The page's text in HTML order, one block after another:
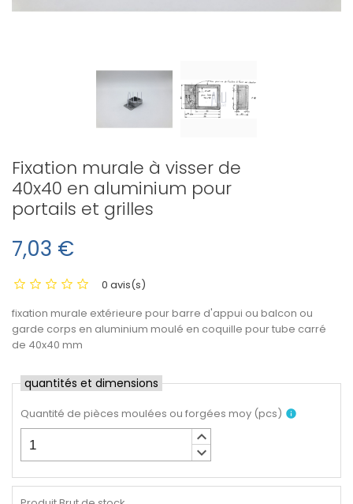
Fixation murale à visser de
40x40 en aluminium pour
portails et grilles
7,03 €
0 avis(s)
fixation murale extérieure pour barre d'appui ou balcon ou
garde corps en aluminium moulé en coquille pour tube carré
de 40x40 mm
quantités et dimensions
Quantité de pièces moulées ou forgées moy (pcs) info
keyboard_arrow_up
keyboard_arrow_down